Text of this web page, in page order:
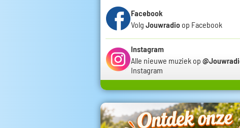
Facebook
Volg Jouwradio op Facebook
Instagram
Alle nieuwe muziek op
Instagram